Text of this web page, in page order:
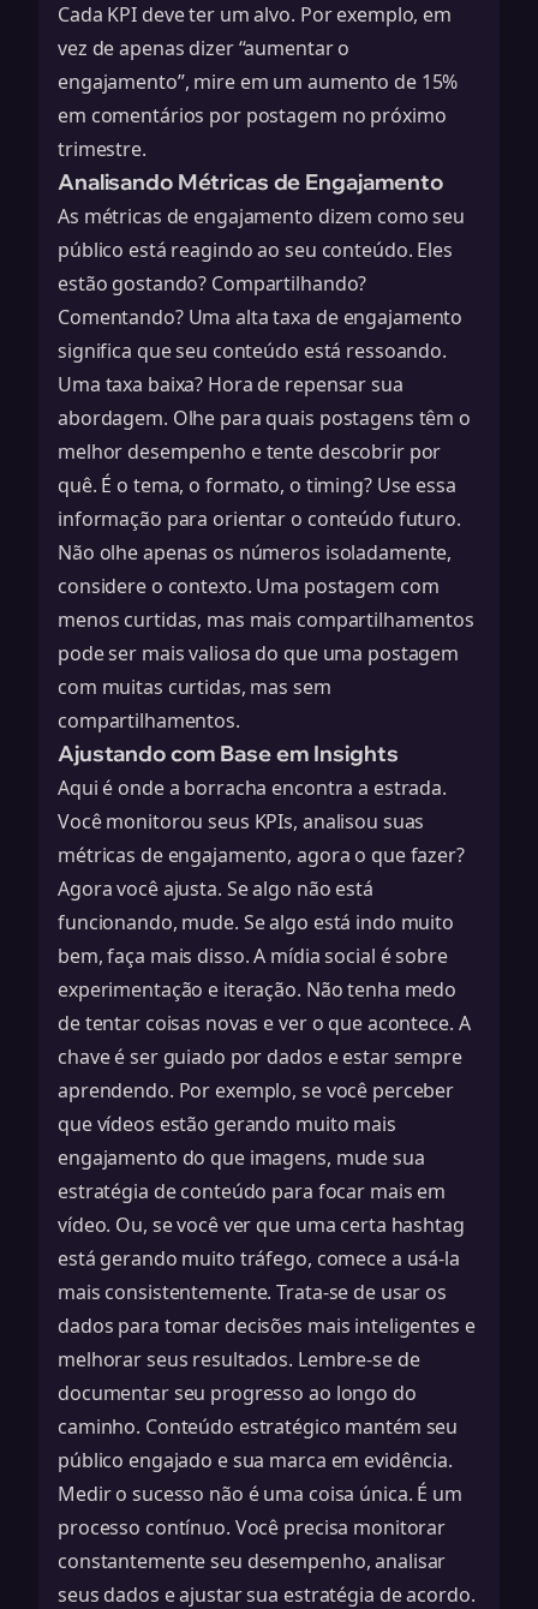
Cada KPI deve ter um alvo. Por exemplo, em
vez de apenas dizer “aumentar o
engajamento”, mire em um aumento de 15%
em comentários por postagem no próximo
trimestre.
Analisando Métricas de Engajamento
As métricas de engajamento dizem como seu
público está reagindo ao seu conteúdo. Eles
estão gostando? Compartilhando?
Comentando? Uma alta taxa de engajamento
significa que seu conteúdo está ressoando.
Uma taxa baixa? Hora de repensar sua
abordagem. Olhe para quais postagens têm o
melhor desempenho e tente descobrir por
quê. É o tema, o formato, o timing? Use essa
informação para orientar o conteúdo futuro.
Não olhe apenas os números isoladamente,
considere o contexto. Uma postagem com
menos curtidas, mas mais compartilhamentos
pode ser mais valiosa do que uma postagem
com muitas curtidas, mas sem
compartilhamentos.
Ajustando com Base em Insights
Aqui é onde a borracha encontra a estrada.
Você monitorou seus KPIs, analisou suas
métricas de engajamento, agora o que fazer?
Agora você ajusta. Se algo não está
funcionando, mude. Se algo está indo muito
bem, faça mais disso. A mídia social é sobre
experimentação e iteração. Não tenha medo
de tentar coisas novas e ver o que acontece. A
chave é ser guiado por dados e estar sempre
aprendendo. Por exemplo, se você perceber
que vídeos estão gerando muito mais
engajamento do que imagens, mude sua
estratégia de conteúdo para focar mais em
vídeo. Ou, se você ver que uma certa hashtag
está gerando muito tráfego, comece a usá-la
mais consistentemente. Trata-se de usar os
dados para tomar decisões mais inteligentes e
melhorar seus resultados. Lembre-se de
documentar seu progresso ao longo do
caminho. Conteúdo estratégico mantém seu
público engajado e sua marca em evidência.
Medir o sucesso não é uma coisa única. É um
processo contínuo. Você precisa monitorar
constantemente seu desempenho, analisar
seus dados e ajustar sua estratégia de acordo.